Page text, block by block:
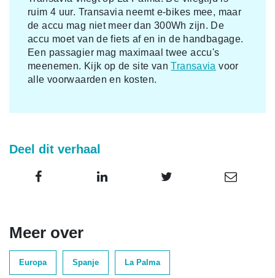
ruim 4 uur. Transavia neemt e-bikes mee, maar
de accu mag niet meer dan 300Wh zijn. De
accu moet van de fiets af en in de handbagage.
Een passagier mag maximaal twee accu's
meenemen. Kijk op de site vanTransavia voor
alle voorwaarden en kosten.
Deel dit verhaal
Meer over
Europa Spanje La Palma